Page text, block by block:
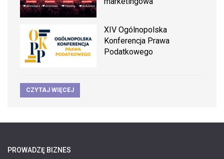
XIV Ogólnopolska
Konferencja Prawa
Podatkowego
CZYTAJ WIĘCEJ
PROWADZĘ BIZNES